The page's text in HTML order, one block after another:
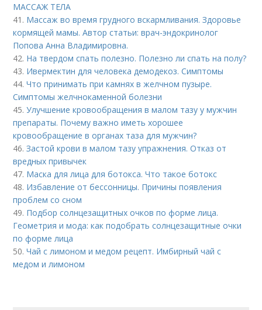
МАССАЖ ТЕЛА
41. Массаж во время грудного вскармливания. Здоровье
кормящей мамы. Автор статьи: врач-эндокринолог
Попова Анна Владимировна.
42. На твердом спать полезно. Полезно ли спать на полу?
43. Ивермектин для человека демодекоз. Симптомы
44.Что принимать при камнях в желчном пузыре.
Симптомы желчнокаменной болезни
45.Улучшение кровообращения в малом тазу у мужчин
препараты. Почему важно иметь хорошее
кровообращение в органах таза для мужчин?
46.Застой крови в малом тазу упражнения. Отказ от
вредных привычек
47. Маска для лица для ботокса. Что такое ботокс
48. Избавление от бессонницы. Причины появления
проблем со сном
49. Подбор солнцезащитных очков по форме лица.
Геометрия и мода: как подобрать солнцезащитные очки
по форме лица
50.Чай с лимоном и медом рецепт. Имбирный чай с
медом и лимоном